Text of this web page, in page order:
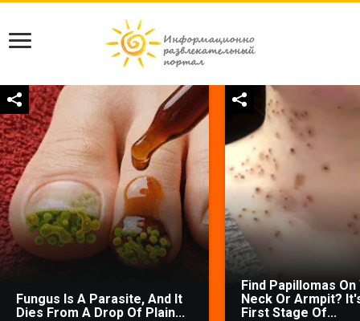
Fungus Is A Parasite, And It
Dies From A Drop Of Plain...
Find Papillomas On
Neck Or Armpit?
First Stage Of...